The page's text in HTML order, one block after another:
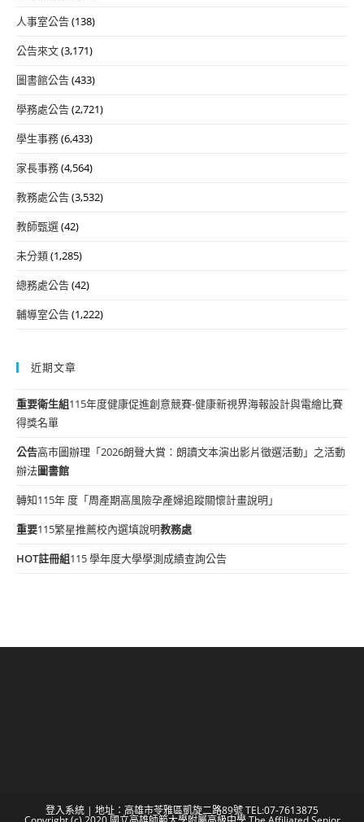
人事室公告(138)
公告來文(3,171)
圖書館公告(433)
學務處公告(2,721)
學生事務(6,433)
家長事務(4,564)
教務處公告(3,532)
教師甄選(42)
未分類(1,285)
總務處公告(42)
輔導室公告(1,222)
近期文章
重要衛生組115年度健康促進創意競賽-健康新視界海報設計與電繪比賽
得獎名單
公告高市圖辦理「2026朗聲大賞：朗讀文本演出影片徵選活動」之活動
辦法圖書館
轉知115年 度「周產期高風險孕產婦追蹤關懷計畫說明」
重要115繁星推薦校內選填說明教務處
HOT註冊組115 學年度大學學測成績查詢公告
登入系統 | 地址：高雄市苓雅區凱旋二路89號 TEL:07-7613875